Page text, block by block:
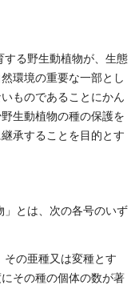
る野生動植物が、生態
環境の重要な一部とし
ものであることにかん
生動植物の種の保護を
承することを目的とす
とは、次の各号のいず
の亜種又は変種とす
その種の個体の数が著